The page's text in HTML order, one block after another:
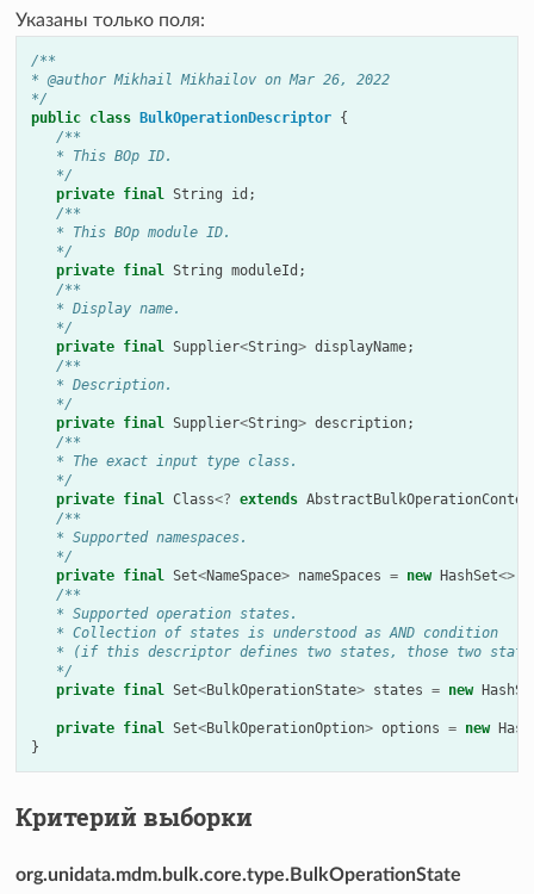
Указаны только поля:
/**
* @author Mikhail Mikhailov on Mar 26, 2022
*/
public class BulkOperationDescriptor {
/**
   * This BOp ID.
   */
private final String id ;
/**
   * This BOp module ID.
   */
private final String moduleId ;
/**
   * Display name.
   */
private final Supplier<String> displayName;
/**
   * Description.
   */
private final Supplier<String> description;
/**
   * The exact input type class.
   */
private final Class<? extends
/**
   * Supported namespaces.
   */
private final Set<NameSpace> nameSpaces = new HashSet<>
/**
   * Supported operation states.
   * Collection of states is understood as AND condition
* (if this descriptor defines two states, those two
   */
private final Set<BulkOperationState> states = new
private final Set<BulkOperationOption> options = new
}
Критерий выборки
org.unidata.mdm.bulk.core.type.BulkOperationState